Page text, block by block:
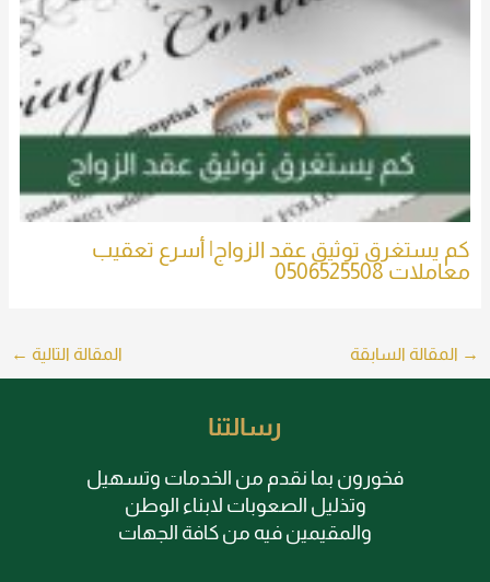
كم يستغرق توثيق عقد الزواج| أسرع تعقيب
معاملات 0506525508
→ المقالة السابقة المقالة التالية ←
رسالتنا
فخورون بما نقدم من الخدمات وتسهيل
وتذليل الصعوبات لابناء الوطن
والمقيمين فيه من كافة الجهات